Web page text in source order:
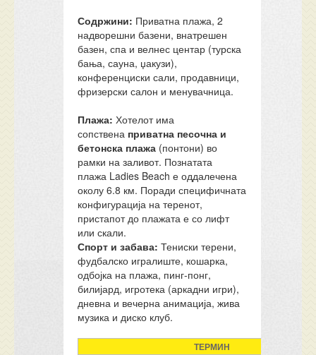
Содржини: Приватна плажа, 2
надворешни базени, внатрешен
базен, спа и велнес центар (турска
бања, сауна, џакузи),
конференциски сали, продавници,
фризерски салон и менувачница.
Плажа: Хотелот има
сопствена приватна песочна и
бетонска плажа (понтони) во
рамки на заливот. Познатата
плажа Ladies Beach е оддалечена
околу 6.8 км. Поради специфичната
конфигурација на теренот,
пристапот до плажата е со лифт
или скали.
Спорт и забава: Тениски терени,
фудбалско игралиште, кошарка,
одбојка на плажа, пинг-понг,
билијард, игротека (аркадни игри),
дневна и вечерна анимација, жива
музика и диско клуб.
ТЕРМИН